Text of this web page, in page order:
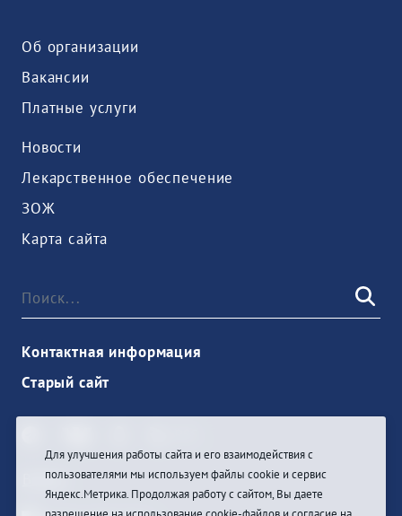
Об организации
Вакансии
Платные услуги
Новости
Лекарственное обеспечение
ЗОЖ
Карта сайта
Контактная информация
Старый сайт
Войти
Для улучшения работы сайта и его взаимодействия с
пользователями мы используем файлы cookie и сервис
Яндекс.Метрика. Продолжая работу с сайтом, Вы даете